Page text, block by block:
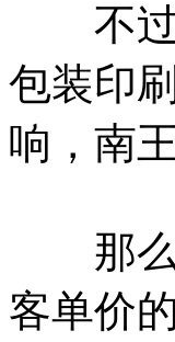
不过
包装印
响，南
那么
客单价